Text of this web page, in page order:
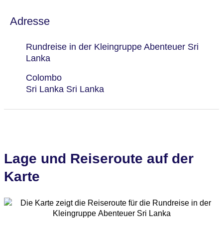
Adresse
Rundreise in der Kleingruppe Abenteuer Sri
Lanka
Colombo
Sri Lanka Sri Lanka
Lage und Reiseroute auf der
Karte